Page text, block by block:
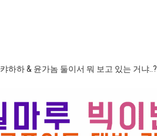
캬하하 & 윤가놈 둘이서 뭐 보고 있는 거냐..?